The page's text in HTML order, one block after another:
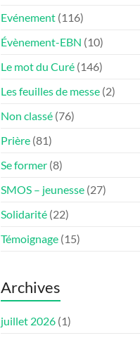
Evénement (116)
Évènement-EBN (10)
Le mot du Curé (146)
Les feuilles de messe (2)
Non classé (76)
Prière (81)
Se former (8)
SMOS – jeunesse (27)
Solidarité (22)
Témoignage (15)
Archives
juillet 2026 (1)